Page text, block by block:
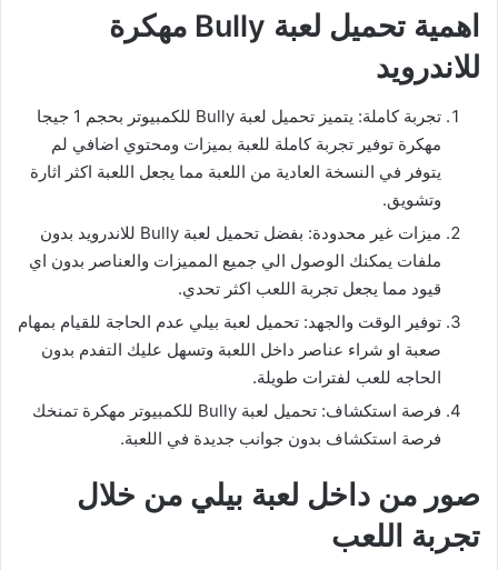
اهمية تحميل لعبة Bully مهكرة
للاندرويد
تجربة كاملة: يتميز تحميل لعبة Bully للكمبيوتر بحجم 1 جيجا
مهكرة توفير تجربة كاملة للعبة بميزات ومحتوي اضافي لم
يتوفر في النسخة العادية من اللعبة مما يجعل اللعبة اكثر اثارة
وتشويق.
ميزات غير محدودة: بفضل تحميل لعبة Bully للاندرويد بدون
ملفات يمكنك الوصول الي جميع المميزات والعناصر بدون اي
قيود مما يجعل تجربة اللعب اكثر تحدي.
توفير الوقت والجهد: تحميل لعبة بيلي عدم الحاجة للقيام بمهام
صعبة او شراء عناصر داخل اللعبة وتسهل عليك التفدم بدون
الحاجه للعب لفترات طويلة.
فرصة استكشاف: تحميل لعبة Bully للكمبيوتر مهكرة تمنخك
فرصة استكشاف بدون جوانب جديدة في اللعبة.
صور من داخل لعبة بيلي من خلال
تجربة اللعب